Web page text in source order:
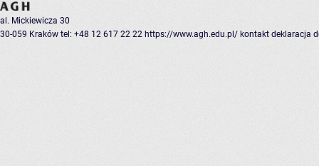
al. Mickiewicza 30
30-059 Kraków tel: +48 12 617 22 22 https://www.agh.edu.pl/ kontakt deklaracja